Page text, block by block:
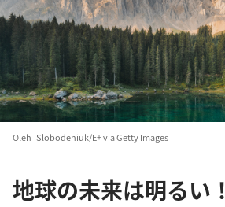
Oleh_Slobodeniuk/E+ via Getty Images
地球の未来は明るい！